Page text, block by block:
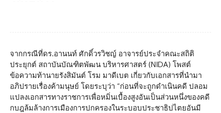
จากกรณีที่ดร.อานนท์ ศักดิ์วรวิชญ์ อาจารย์ประจำคณะสถิติ
ประยุกต์ สถาบันบัณฑิตพัฒน บริหารศาสตร์ (NIDA) โพสต์
ข้อความท้านายรังสิมันต์ โรม มาดีเบต เกี่ยวกับเอกสารที่นำมา
อภิปรายเรื่องค้ามนุษย์ โดยระบุว่า “ก่อนที่จะถูกดำเนินคดี ปลอม
แปลงเอกสารทางราชการเพื่อหมิ่นเบื้องสูงอันเป็นส่วนหนึ่งของคดี
กบฎล้มล้างการเมืองการปกครองในระบอบประชาธิปไตยอันมี